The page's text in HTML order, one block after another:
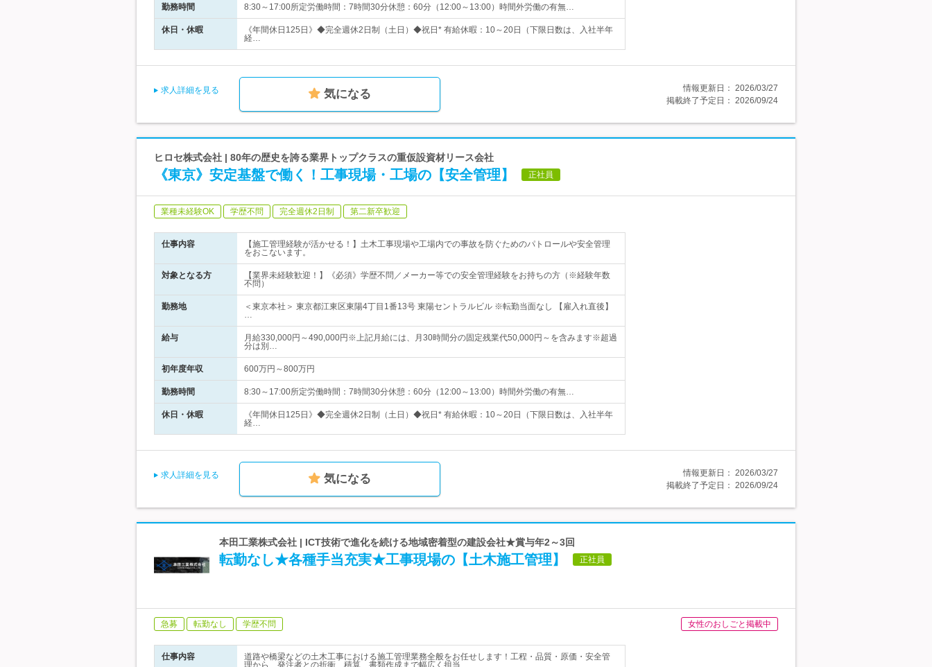
勤務時間 8:30～17:00所定労働時間：7時間30分休憩：60分（12:00～13:00）時間外労働の有無…
休日・休暇
《年間休日125日》◆完全週休2日制（土日）◆祝日* 有給休暇：10～20日（下限日数は、入社半年
経…
求人詳細を見る 気になる 情報更新日： 2026/03/27
掲載終了予定日： 2026/09/24
ヒロセ株式会社 | 80年の歴史を誇る業界トップクラスの重仮設資材リース会社
《東京》安定基盤で働く！工事現場・工場の【安全管理】 正社員
業種未経験OK 学歴不問 完全週休2日制 第二新卒歓迎
仕事内容
【施工管理経験が活かせる！】土木工事現場や工場内での事故を防ぐためのパトロールや安全管理
をおこないます。
対象となる方
【業界未経験歓迎！】《必須》学歴不問／メーカー等での安全管理経験をお持ちの方（※経験年数
不問）
勤務地
＜東京本社＞ 東京都江東区東陽4丁目1番13号 東陽セントラルビル ※転勤当面なし 【雇入れ直後】
…
給与
月給330,000円～490,000円※上記月給には、月30時間分の固定残業代50,000円～を含みます※超過
分は別…
初年度年収 600万円～800万円
勤務時間 8:30～17:00所定労働時間：7時間30分休憩：60分（12:00～13:00）時間外労働の有無…
休日・休暇
《年間休日125日》◆完全週休2日制（土日）◆祝日* 有給休暇：10～20日（下限日数は、入社半年
経…
求人詳細を見る 気になる 情報更新日： 2026/03/27
掲載終了予定日： 2026/09/24
本田工業株式会社 | ICT技術で進化を続ける地域密着型の建設会社★賞与年2～3回
転勤なし★各種手当充実★工事現場の【土木施工管理】 正社員
急募 転勤なし 学歴不問 女性のおしごと掲載中
仕事内容
道路や橋梁などの土木工事における施工管理業務全般をお任せします！工程・品質・原価・安全管
理から、発注者との折衝、積算、書類作成まで幅広く担当